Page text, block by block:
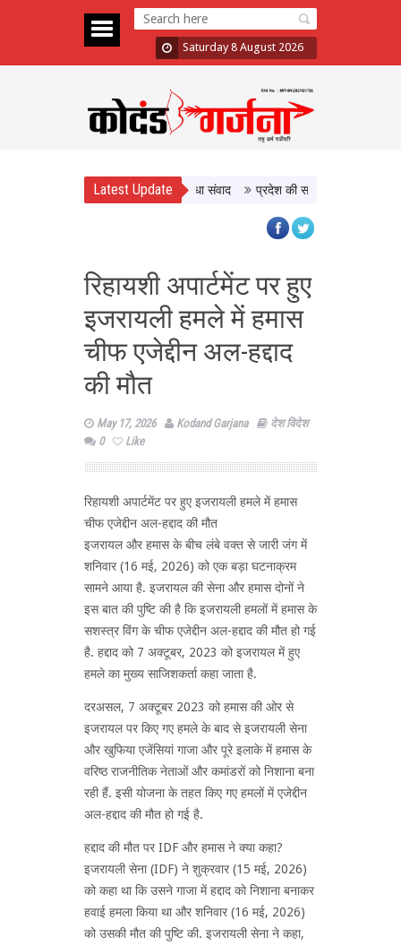
Saturday 8 August 2026
Latest Update
डॉ. यादव ने किसानों से किया सीधा संवाद प्रदेश की सांस्कृतिक विरासत और जैव
रिहायशी अपार्टमेंट पर हुए
इजरायली हमले में हमास
चीफ एजेद्दीन अल-हद्दाद
की मौत
May 17, 2026 Kodand Garjana
देश विदेश
0
Like
रिहायशी अपार्टमेंट पर हुए इजरायली हमले में हमास
चीफ एजेद्दीन अल-हद्दाद की मौत
इजरायल और हमास के बीच लंबे वक्त से जारी जंग में
शनिवार (16 मई, 2026) को एक बड़ा घटनाक्रम
सामने आया है. इजरायल की सेना और हमास दोनों ने
इस बात की पुष्टि की है कि इजरायली हमलों में हमास के
सशस्त्र विंग के चीफ एजेद्दीन अल-हद्दाद की मौत हो गई
है. हद्दाद को 7 अक्टूबर, 2023 को इजरायल में हुए
हमले का मुख्य साजिशकर्ता कहा जाता है.
दरअसल, 7 अक्टूबर 2023 को हमास की ओर से
इजरायल पर किए गए हमले के बाद से इजरायली सेना
और खुफिया एजेंसियां गाजा और पूरे इलाके में हमास के
वरिष्ठ राजनीतिक नेताओं और कमांडरों को निशाना बना
रही हैं. इसी योजना के तहत किए गए हमलों में एजेद्दीन
अल-हद्दाद की मौत हो गई है.
हद्दाद की मौत पर IDF और हमास ने क्या कहा?
इजरायली सेना (IDF) ने शुक्रवार (15 मई, 2026)
को कहा था कि उसने गाजा में हद्दाद को निशाना बनाकर
हवाई हमला किया था और शनिवार (16 मई, 2026)
को उसकी मौत की पुष्टि की. इजरायली सेना ने कहा,